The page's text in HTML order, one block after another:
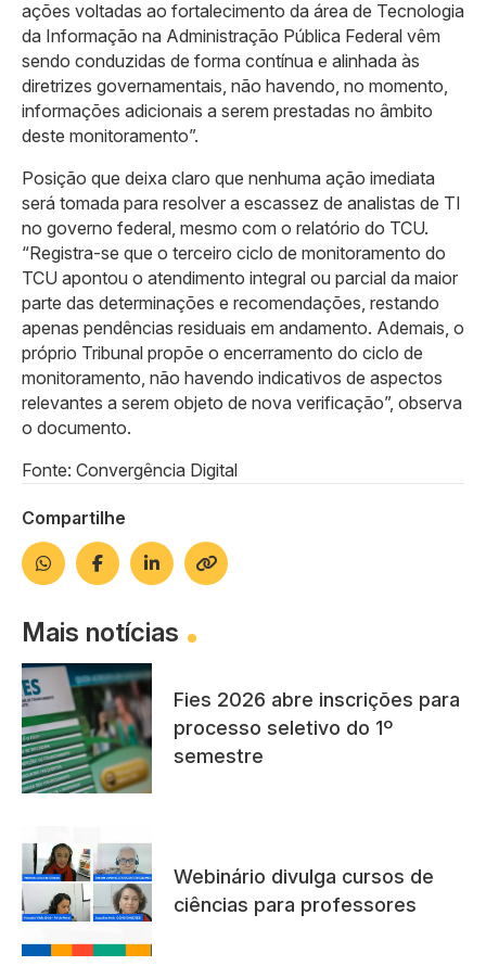
ações voltadas ao fortalecimento da área de Tecnologia
da Informação na Administração Pública Federal vêm
sendo conduzidas de forma contínua e alinhada às
diretrizes governamentais, não havendo, no momento,
informações adicionais a serem prestadas no âmbito
deste monitoramento”.
Posição que deixa claro que nenhuma ação imediata
será tomada para resolver a escassez de analistas de TI
no governo federal, mesmo com o relatório do TCU.
“Registra-se que o terceiro ciclo de monitoramento do
TCU apontou o atendimento integral ou parcial da maior
parte das determinações e recomendações, restando
apenas pendências residuais em andamento. Ademais, o
próprio Tribunal propõe o encerramento do ciclo de
monitoramento, não havendo indicativos de aspectos
relevantes a serem objeto de nova verificação”, observa
o documento.
Fonte: Convergência Digital
Compartilhe
Mais notícias
Fies 2026 abre inscrições para
processo seletivo do 1º
semestre
Webinário divulga cursos de
ciências para professores